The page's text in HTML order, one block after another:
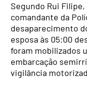
Segundo Rui
comandante da
desaparecimento
esposa às 05:00
foram mobilizados
embarcação
vigilância